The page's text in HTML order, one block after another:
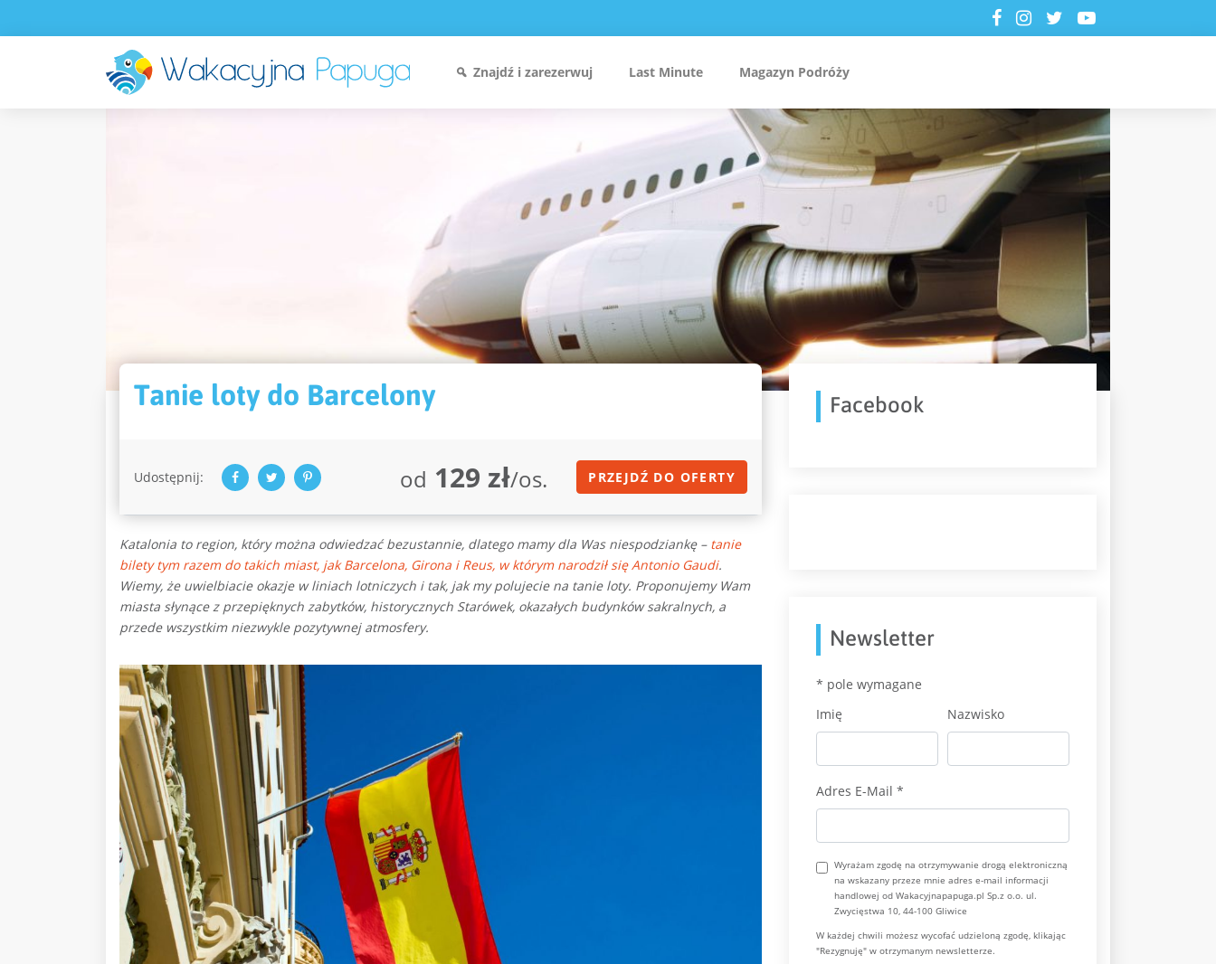
Znajdź i zarezerwuj Last Minute Magazyn Podróży
Tanie loty do Barcelony
Udostępnij: od 129 zł/os. PRZEJDŹ DO OFERTY
Katalonia to region, który można odwiedzać bezustannie, dlatego mamy dla Was niespodziankę – tanie
bilety tym razem do takich miast, jak Barcelona, Girona i Reus, w którym narodził się Antonio Gaudi.
Wiemy, że uwielbiacie okazje w liniach lotniczych i tak, jak my polujecie na tanie loty. Proponujemy Wam
miasta słynące z przepięknych zabytków, historycznych Starówek, okazałych budynków sakralnych, a
przede wszystkim niezwykle pozytywnej atmosfery.
Facebook
Newsletter
* pole wymagane
Imię
Nazwisko
Adres E-Mail *
Wyrażam zgodę na otrzymywanie drogą elektroniczną
na wskazany przeze mnie adres e-mail informacji
handlowej od Wakacyjnapapuga.pl Sp.z o.o. ul.
Zwycięstwa 10, 44-100 Gliwice
W każdej chwili możesz wycofać udzieloną zgodę, klikając
"Rezygnuję" w otrzymanym newsletterze.